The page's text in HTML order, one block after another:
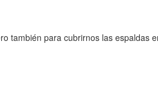
también para cubrirnos las espaldas